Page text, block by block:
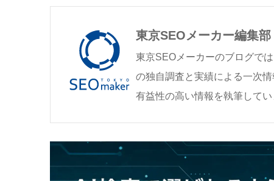
東京SEOメーカー編集部
東京SEOメーカーのブログで
の独自調査と実績による一次
有益性の高い情報を執筆してい